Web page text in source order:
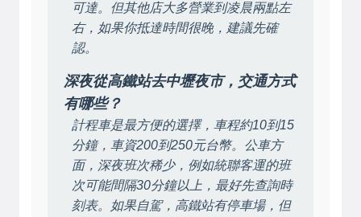
可達。但其他店大多營業到凌晨兩點左
右，如果你抵達時間很晚，建議先確
認。
深夜從高鐵站去中壢夜市，交通方式
有哪些？
計程車是最方便的選擇，車程約10到15
分鐘，車資200到250元台幣。公車方
面，深夜班次稀少，例如統聯客運的班
次可能間隔30分鐘以上，最好先查詢時
刻表。如果自駕，高鐵站有停車場，但